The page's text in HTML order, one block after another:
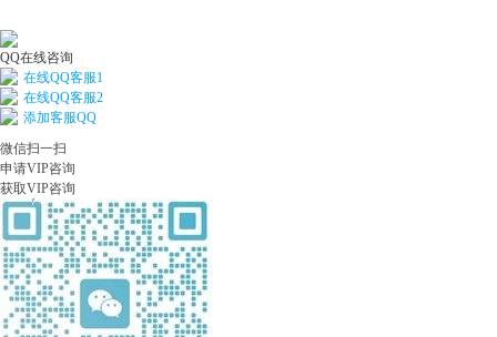
学
QQ在线咨询
在线QQ客服1
在线QQ客服2
添加客服QQ
微信扫一扫
申请VIP咨询
获取VIP咨询